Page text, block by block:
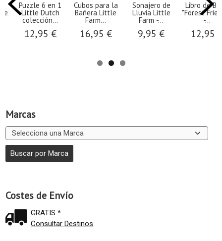
Marcas
Costes de Envío
GRATIS *
Consultar Destinos
Puzzle 6 en 1
Little Dutch
colección...
12,95 €
Cubos para la
Bañera Little
Farm...
16,95 €
Sonajero de
Lluvia Little
Farm -...
9,95 €
​Libro de
"Forest
-...
12,95